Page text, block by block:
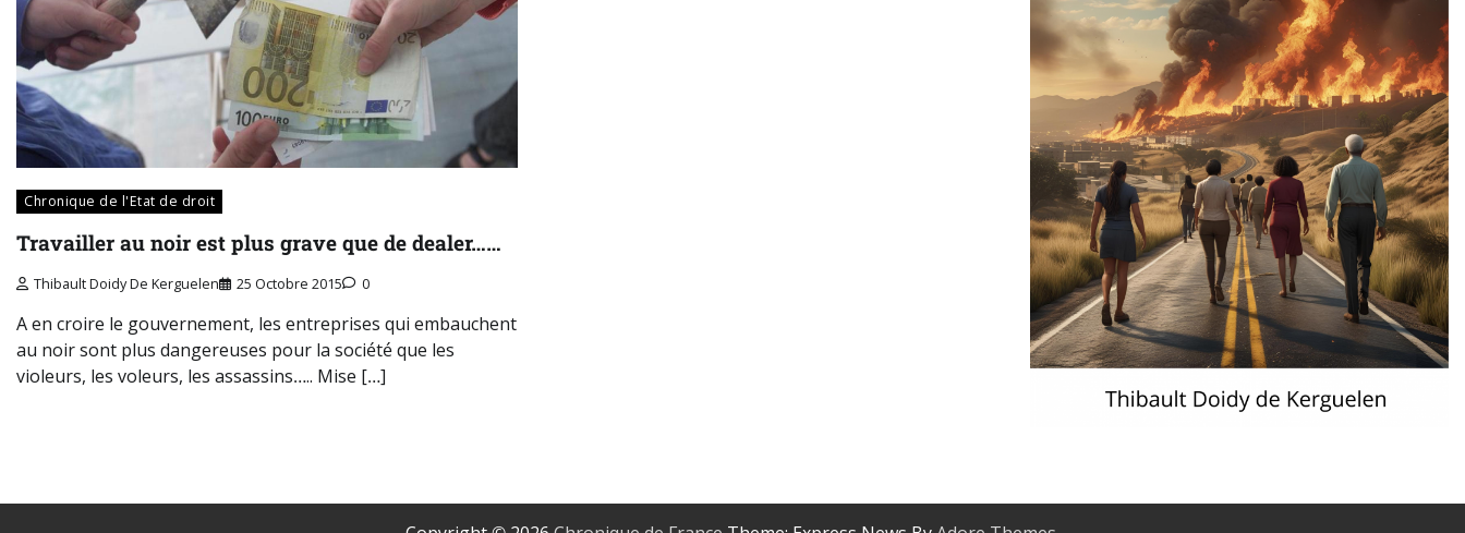
Chronique de l'Etat de droit
Travailler au noir est plus grave que de dealer……
Thibault Doidy De Kerguelen 25 Octobre 2015 0
A en croire le gouvernement, les entreprises qui embauchent
au noir sont plus dangereuses pour la société que les
violeurs, les voleurs, les assassins….. Mise […]